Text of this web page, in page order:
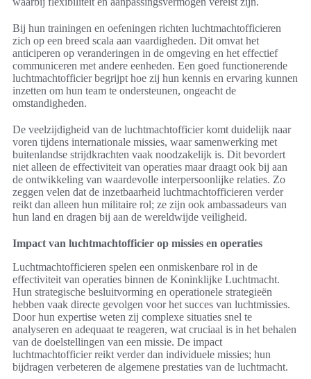
Bij hun trainingen en oefeningen richten luchtmachtofficieren
zich op een breed scala aan vaardigheden. Dit omvat het
anticiperen op veranderingen in de omgeving en het effectief
communiceren met andere eenheden. Een goed functionerende
luchtmachtofficier begrijpt hoe zij hun kennis en ervaring kunnen
inzetten om hun team te ondersteunen, ongeacht de
omstandigheden.
De veelzijdigheid van de luchtmachtofficier komt duidelijk naar
voren tijdens internationale missies, waar samenwerking met
buitenlandse strijdkrachten vaak noodzakelijk is. Dit bevordert
niet alleen de effectiviteit van operaties maar draagt ook bij aan
de ontwikkeling van waardevolle interpersoonlijke relaties. Zo
zeggen velen dat de inzetbaarheid luchtmachtofficieren verder
reikt dan alleen hun militaire rol; ze zijn ook ambassadeurs van
hun land en dragen bij aan de wereldwijde veiligheid.
Impact van luchtmachtofficier op missies en operaties
Luchtmachtofficieren spelen een onmiskenbare rol in de
effectiviteit van operaties binnen de Koninklijke Luchtmacht.
Hun strategische besluitvorming en operationele strategieën
hebben vaak directe gevolgen voor het succes van luchtmissies.
Door hun expertise weten zij complexe situaties snel te
analyseren en adequaat te reageren, wat cruciaal is in het behalen
van de doelstellingen van een missie. De impact
luchtmachtofficier reikt verder dan individuele missies; hun
bijdragen verbeteren de algemene prestaties van de luchtmacht.